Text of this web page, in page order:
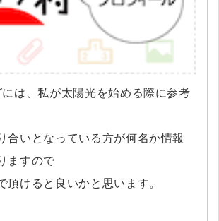
には、私が太陽光を始める際に参考
合いとなっている方が何名か情報
ますので
頂けると良いかと思います。